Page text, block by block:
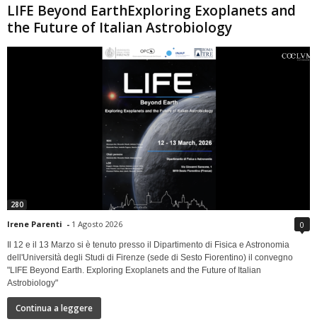
LIFE Beyond EarthExploring Exoplanets and
the Future of Italian Astrobiology
280
Irene Parenti - 1 Agosto 2026 0
Il 12 e il 13 Marzo si è tenuto presso il Dipartimento di Fisica e Astronomia
dell'Università degli Studi di Firenze (sede di Sesto Fiorentino) il convegno
"LIFE Beyond Earth. Exploring Exoplanets and the Future of Italian
Astrobiology"
Continua a leggere